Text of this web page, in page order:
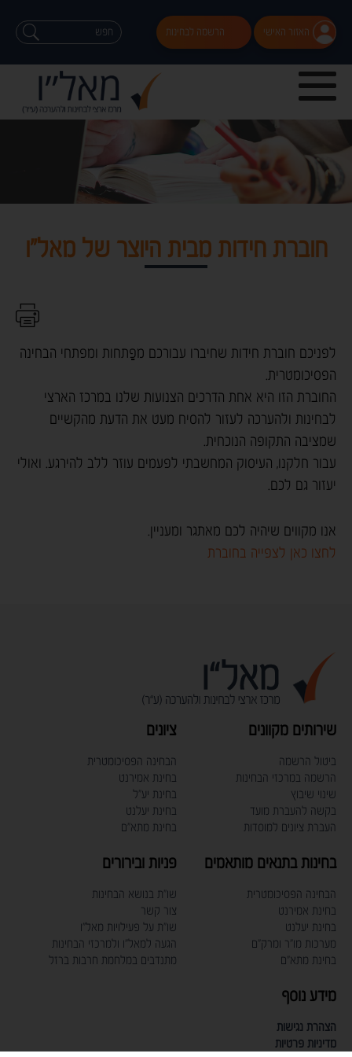
האזור האישי הרשמה לבחינות
חוברת חידות מבית היוצר של מאל"ו
לפניכם חוברת חידות שחיברו עבורכם מפַתחות ומפתחי הבחינה
הפסיכומטרית.
החוברת הזו היא אחת הדרכים הצנועות שלנו במרכז הארצי
לבחינות ולהערכה לעזור להסיח מעט את הדעת מהקשיים
שמציבה התקופה הנוכחית.
עבור חלקנו, העיסוק המחשבתי לפעמים עוזר ללב להירגע. ואולי
יעזור גם לכם.
אנו מקווים שיהיה לכם מאתגר ומעניין.
לחצו כאן לצפייה בחוברת
שירותים מקוונים
ביטול הרשמה
הרשמה במרכזי הבחינות
שינוי שיבוץ
בקשה להעברת מועד
העברת ציונים למוסדות
ציונים
הבחינה הפסיכומטרית
בחינת אמירנט
בחינת יע"ל
בחינת יעלנט
בחינת מתא"ם
בחינות בתנאים מותאמים
הבחינה הפסיכומטרית
בחינת אמירנט
בחינת יעלנט
מערכות מו"ר ומרק"ם
בחינת מתא"ם
פניות ובירורים
שו"ת בנושא הבחינות
צור קשר
שו"ת על פעילויות מאל"ו
הגעה למאל"ו ולמרכזי הבחינות
מתנדבים במלחמת חרבות ברזל
מידע נוסף
הצהרת נגישות
מדיניות פרטיות